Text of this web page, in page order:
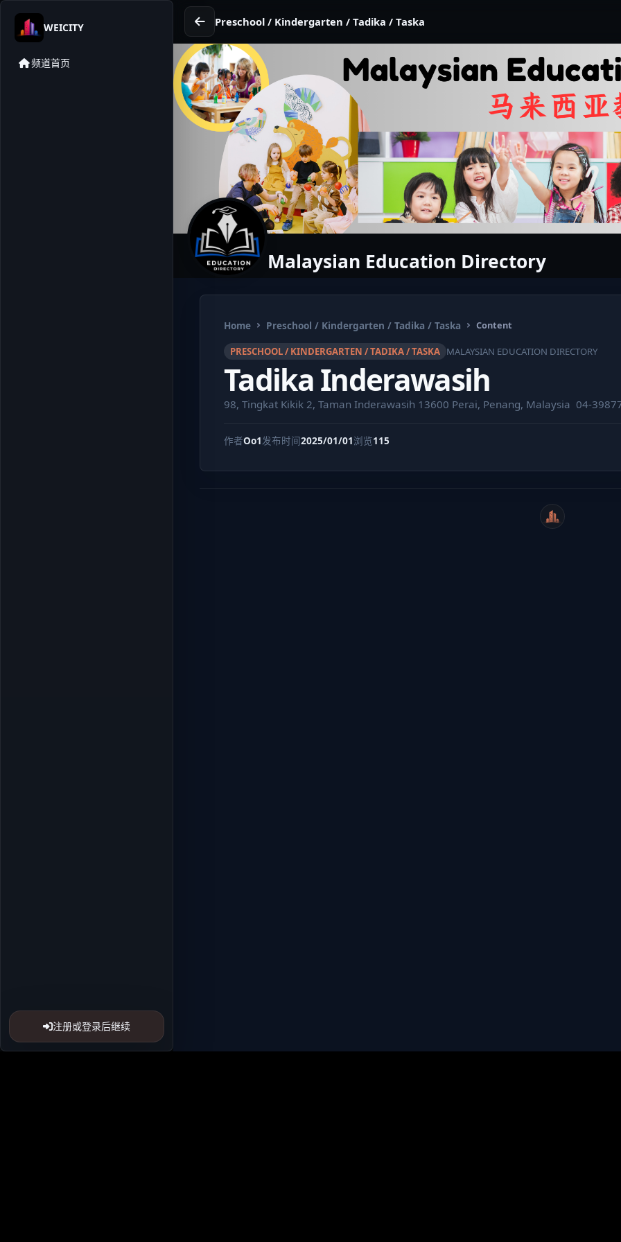
WEICITY
频道首页
注册或登录后继续
Preschool / Kindergarten / Tadika / Taska
Malaysian Education Directory
Home Preschool / Kindergarten / Tadika / Taska Content
PRESCHOOL / KINDERGARTEN / TADIKA / TASKA MALAYSIAN EDUCATION DIRECTORY
Tadika Inderawasih
98, Tingkat Kikik 2, Taman Inderawasih 13600 Perai, Penang, Malaysia ⁣ 04-
作者Oo1 发布时间2025/01/01浏览115
WeiCity